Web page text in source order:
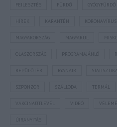
FEJLESZTÉS
KARANTÉN
MAGYARORSZÁG
OLASZORSZÁG
REPÜLŐTÉR STATISZTIKA
SZPONZOR SZÁLLODA TERMÁL
VAKCINAÚTLEVÉL
ÚJRANYITÁS